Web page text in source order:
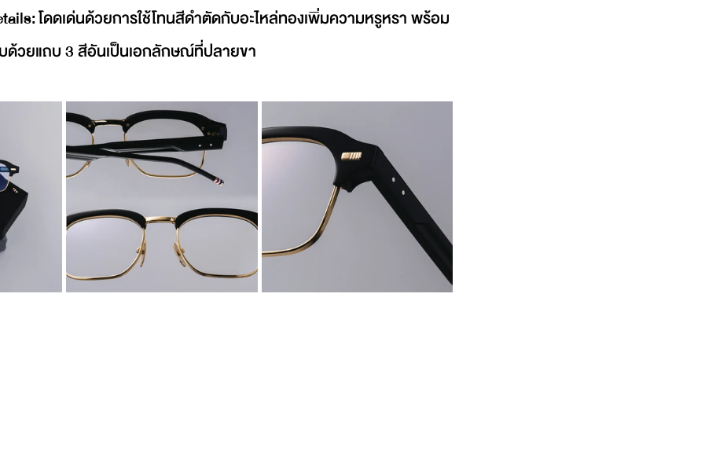
โดดเด่นด้วยการใช้โทนสีดำตัดกับอะไหล่ทองเพิ่มความหรูหรา พร้อม
ด้วยแถบ 3 สีอันเป็นเอกลักษณ์ที่ปลายขา